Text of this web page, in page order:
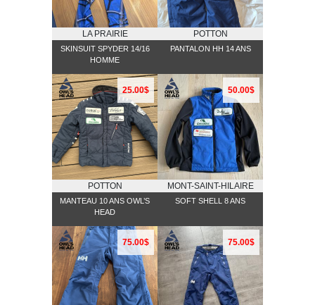
LA PRAIRIE
SKINSUIT SPYDER 14/16
HOMME
POTTON
PANTALON HH 14 ANS
25.00$
POTTON
MANTEAU 10 ANS OWL’S
HEAD
50.00$
MONT-SAINT-HILAIRE
SOFT SHELL 8 ANS
75.00$ 75.00$